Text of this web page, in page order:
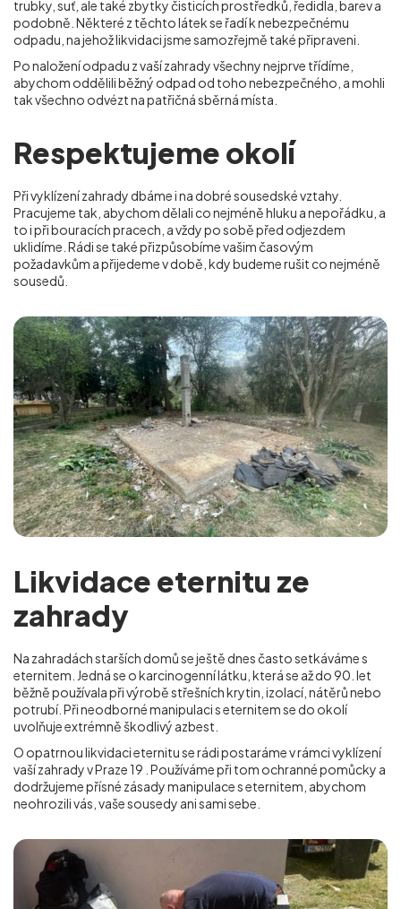
trubky, suť, ale také zbytky čisticích prostředků, ředidla, barev a
podobně. Některé z těchto látek se řadí k nebezpečnému
odpadu, na jehož likvidaci jsme samozřejmě také připraveni.
Po naložení odpadu z vaší zahrady všechny nejprve třídíme,
abychom oddělili běžný odpad od toho nebezpečného, a mohli
tak všechno odvézt na patřičná sběrná místa.
Respektujeme okolí
Při vyklízení zahrady dbáme i na dobré sousedské vztahy.
Pracujeme tak, abychom dělali co nejméně hluku a nepořádku, a
to i při bouracích pracech, a vždy po sobě před odjezdem
uklidíme. Rádi se také přizpůsobíme vašim časovým
požadavkům a přijedeme v době, kdy budeme rušit co nejméně
sousedů.
Likvidace eternitu ze
zahrady
Na zahradách starších domů se ještě dnes často setkáváme s
eternitem. Jedná se o karcinogenní látku, která se až do 90. let
běžně používala při výrobě střešních krytin, izolací, nátěrů nebo
potrubí. Při neodborné manipulaci s eternitem se do okolí
uvolňuje extrémně škodlivý azbest.
O opatrnou likvidaci eternitu se rádi postaráme v rámci vyklízení
vaší zahrady v Praze 19 . Používáme při tom ochranné pomůcky a
dodržujeme přísné zásady manipulace s eternitem, abychom
neohrozili vás, vaše sousedy ani sami sebe.